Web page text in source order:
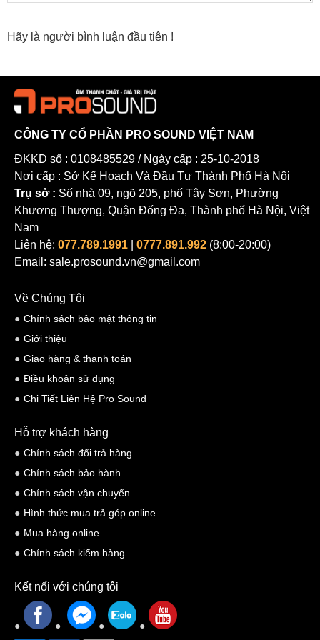
NEXO and Yamaha collaborate to create the perfect, light
Achieves significant advances in sound quality over previous
4 x ultra-low distortion Class D amplifiers
4 x 4500 Watts
All essential parameters accessible via a large colour
touchscreen on the front panel
Universal 100 - 240 mains voltage range
Uses PFC (Power Factor Correction) technology
Remote control card fitted as standard
Hãy là người bình luận đầu tiên !
CÔNG TY CỔ PHẦN PRO SOUND VIỆT NAM
ĐKKD số : 0108485529 / Ngày cấp : 25-10-2018
Nơi cấp : Sở Kế Hoạch Và Đầu Tư Thành Phố Hà Nội
Trụ sở : Số nhà 09, ngõ 205, phố Tây Sơn, Phường
Khương Thượng, Quận Đống Đa, Thành phố Hà Nội, Việt
Nam
Liên hệ: 077.789.1991 0777.891.992 (8:00-20:00)
Email: sale.prosound.vn@gmail.com
Về Chúng Tôi
Chính sách bảo mật thông tin
Giới thiệu
Giao hàng & thanh toán
Điều khoản sử dụng
Chi Tiết Liên Hệ Pro Sound
Hỗ trợ khách hàng
Chính sách đổi trả hàng
Chính sách bảo hành
Chính sách vận chuyển
Hình thức mua trả góp online
Mua hàng online
Chính sách kiểm hàng
Kết nối với chúng tôi